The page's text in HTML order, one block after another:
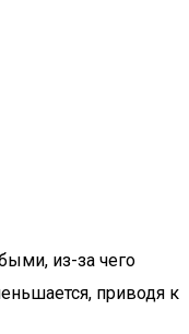
из-за чего
приводя к